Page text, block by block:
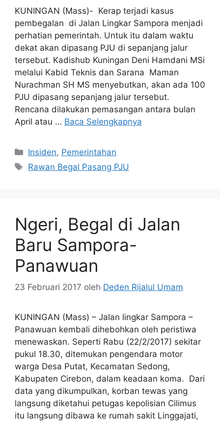
KUNINGAN (Mass)- Kerap terjadi kasus
pembegalan di Jalan Lingkar Sampora menjadi
perhatian pemerintah. Untuk itu dalam waktu
dekat akan dipasang PJU di sepanjang jalur
tersebut. Kadishub Kuningan Deni Hamdani MSi
melalui Kabid Teknis dan Sarana Maman
Nurachman SH MS menyebutkan, akan ada 100
PJU dipasang sepanjang jalur tersebut.
Rencana dilakukan pemasangan antara bulan
April atau … Baca Selengkapnya
Kategori
Insiden, Pemerintahan
Tag
Rawan Begal Pasang PJU
Ngeri, Begal di Jalan
Baru Sampora-
Panawuan
23 Februari 2017 oleh Deden Rijalul Umam
KUNINGAN (Mass) – Jalan lingkar Sampora –
Panawuan kembali dihebohkan oleh peristiwa
menewaskan. Seperti Rabu (22/2/2017) sekitar
pukul 18.30, ditemukan pengendara motor
warga Desa Putat, Kecamatan Sedong,
Kabupaten Cirebon, dalam keadaan koma. Dari
data yang dikumpulkan, korban tewas yang
langsung diketahui petugas kepolisian Cilimus
itu langsung dibawa ke rumah sakit Linggajati,